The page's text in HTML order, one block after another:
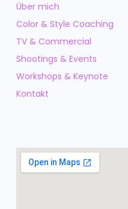
Über mich
Color & Style Coaching
TV & Commercial
Shootings & Events
Workshops & Keynote
Kontakt